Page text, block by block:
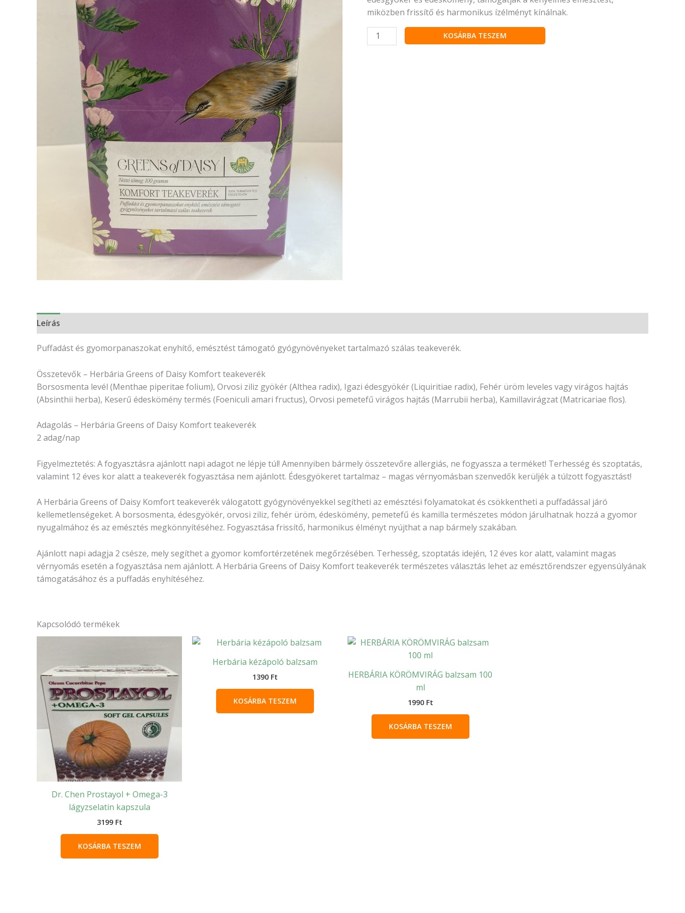
miközben frissítő és harmonikus ízélményt kínálnak.
KOSÁRBA TESZEM
Leírás
Puffadást és gyomorpanaszokat enyhítő, emésztést támogató gyógynövényeket tartalmazó szálas teakeverék.
Összetevők – Herbária Greens of Daisy Komfort teakeverék
Borsosmenta levél (Menthae piperitae folium), Orvosi ziliz gyökér (Althea radix), Igazi édesgyökér (Liquiritiae radix), Fehér üröm leveles vagy virágos hajtás
(Absinthii herba), Keserű édeskömény termés (Foeniculi amari fructus), Orvosi pemetefű virágos hajtás (Marrubii herba), Kamillavirágzat (Matricariae flos).
Adagolás – Herbária Greens of Daisy Komfort teakeverék
2 adag/nap
Figyelmeztetés: A fogyasztásra ajánlott napi adagot ne lépje túl! Amennyiben bármely összetevőre allergiás, ne fogyassza a terméket! Terhesség és szoptatás,
valamint 12 éves kor alatt a teakeverék fogyasztása nem ajánlott. Édesgyökeret tartalmaz – magas vérnyomásban szenvedők kerüljék a túlzott fogyasztást!
A Herbária Greens of Daisy Komfort teakeverék válogatott gyógynövényekkel segítheti az emésztési folyamatokat és csökkentheti a puffadással járó
kellemetlenségeket. A borsosmenta, édesgyökér, orvosi ziliz, fehér üröm, édeskömény, pemetefű és kamilla természetes módon járulhatnak hozzá a gyomor
nyugalmához és az emésztés megkönnyítéséhez. Fogyasztása frissítő, harmonikus élményt nyújthat a nap bármely szakában.
Ajánlott napi adagja 2 csésze, mely segíthet a gyomor komfortérzetének megőrzésében. Terhesség, szoptatás idején, 12 éves kor alatt, valamint magas
vérnyomás esetén a fogyasztása nem ajánlott. A Herbária Greens of Daisy Komfort teakeverék természetes választás lehet az emésztőrendszer egyensúlyának
támogatásához és a puffadás enyhítéséhez.
Kapcsolódó termékek
Dr. Chen Prostayol + Omega-3
lágyzselatin kapszula
3199 Ft
KOSÁRBA TESZEM
Herbária kézápoló balzsam
1390 Ft
KOSÁRBA TESZEM
HERBÁRIA KÖRÖMVIRÁG balzsam 100
ml
1990 Ft
KOSÁRBA TESZEM